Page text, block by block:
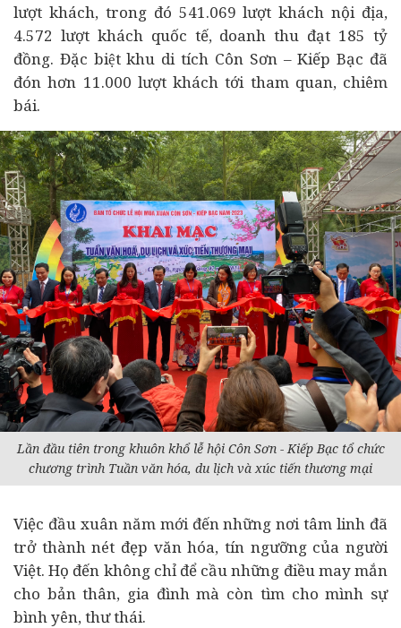
lượt khách, trong đó 541.069 lượt khách nội địa,
4.572 lượt khách quốc tế, doanh thu đạt 185 tỷ
đồng. Đặc biệt khu di tích Côn Sơn – Kiếp Bạc đã
đón hơn 11.000 lượt khách tới tham quan, chiêm
bái.
Lần đầu tiên trong khuôn khổ lễ hội Côn Sơn - Kiếp Bạc tổ chức
chương trình Tuần văn hóa, du lịch và xúc tiến thương mại
Việc đầu xuân năm mới đến những nơi tâm linh đã
trở thành nét đẹp văn hóa, tín ngưỡng của người
Việt. Họ đến không chỉ để cầu những điều may mắn
cho bản thân, gia đình mà còn tìm cho mình sự
bình yên, thư thái.